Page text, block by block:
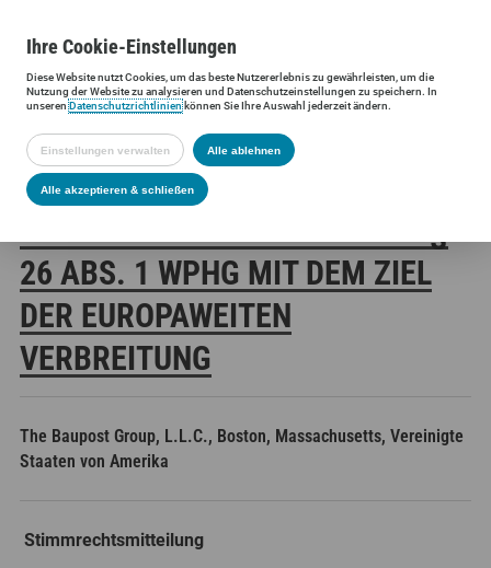
Siltronic AG Investoren Finanzmeldungen
SILTRONIC AG:
6 ABS. 1 WPHG MIT DEM ZIEL D
ER EUROPAWEITEN V
ERBREITUNG
The Baupost Group, L.L.C., Boston, Massachusetts, Vereinigte
Staaten von Amerika
Stimmrechtsmitteilung
IhreCookie-Einstellungen
DieseWebsitenutzt Cookies, um das beste Nutzererlebnis zu gewährleisten, um die
Nutzung derWebsitezu analysieren und Datenschutzeinstellungen zu speichern. In
unserenDatenschutzrichtlinienkönnen Sie Ihre Auswahl jederzeit ändern.
Einstellungen verwalten Alle ablehnen
Alle akzeptieren & schließen